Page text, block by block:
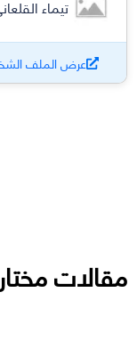
تيماء
عرض الملف
مقالات